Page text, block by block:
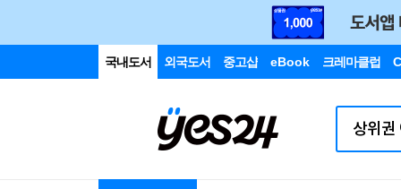
국내도서 외국도서 중고샵 eBook 크레마클럽